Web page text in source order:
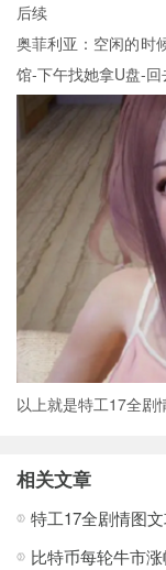
后续
奥菲利亚：空闲的时
馆-下午找她拿U盘-
以上就是特工17全剧
相关文章
特工17全剧情图
比特币每轮牛市